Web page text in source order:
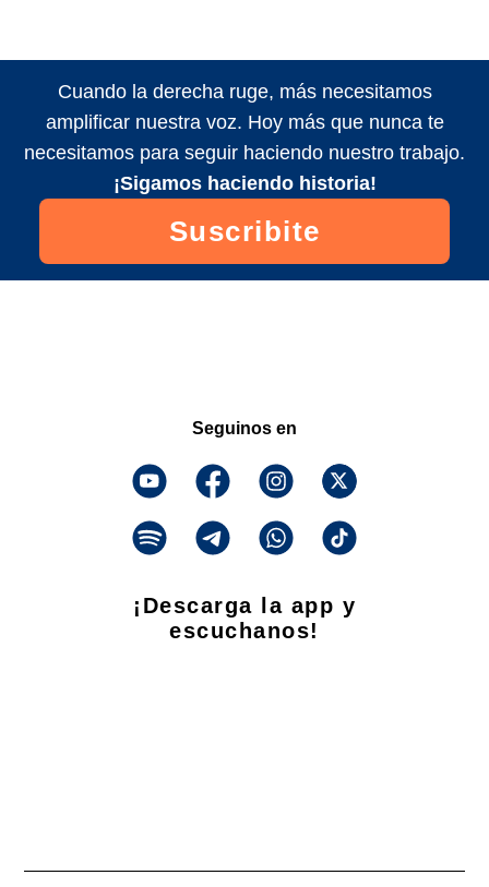
Cuando la derecha ruge, más necesitamos
amplificar nuestra voz. Hoy más que nunca te
necesitamos para seguir haciendo nuestro trabajo.
¡Sigamos haciendo historia!
Suscribite
Seguinos en
¡Descarga la app y
escuchanos!